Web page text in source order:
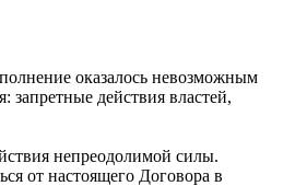
оказалось невозможным
действия властей,
непреодолимой силы.
от настоящего Договора в